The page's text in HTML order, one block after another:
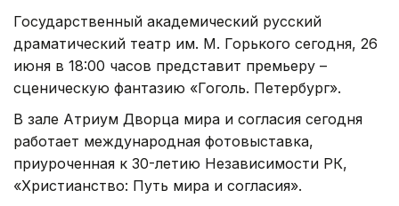
Государственный академический русский
драматический театр им. М. Горького сегодня, 26
июня в 18:00 часов представит премьеру –
сценическую фантазию «Гоголь. Петербург».
В зале Атриум Дворца мира и согласия сегодня
работает международная фотовыставка,
приуроченная к 30-летию Независимости РК,
«Христианство: Путь мира и согласия».